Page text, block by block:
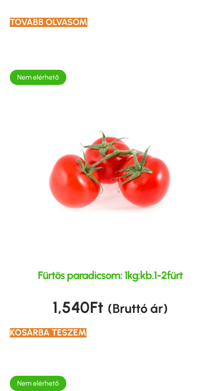
TOVÁBB OLVASOM
Nem elérhető
Fürtös paradicsom: 1kg:kb.1-2fürt
1,540Ft (Bruttó ár)
KOSÁRBA TESZEM
Nem elérhető